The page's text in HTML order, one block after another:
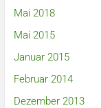
Mai 2018
Mai 2015
Januar 2015
Februar 2014
Dezember 2013